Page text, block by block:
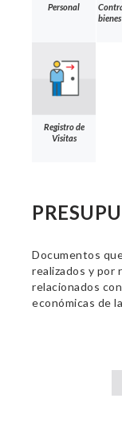
Personal
Registro de
Visitas
Documentos
realizados y por
relacionados
económicas de